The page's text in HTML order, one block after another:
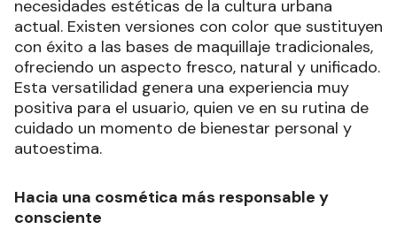
necesidades estéticas de la cultura urbana
actual. Existen versiones con color que sustituyen
con éxito a las bases de maquillaje tradicionales,
ofreciendo un aspecto fresco, natural y unificado.
Esta versatilidad genera una experiencia muy
positiva para el usuario, quien ve en su rutina de
cuidado un momento de bienestar personal y
autoestima.
Hacia una cosmética más responsable y
consciente